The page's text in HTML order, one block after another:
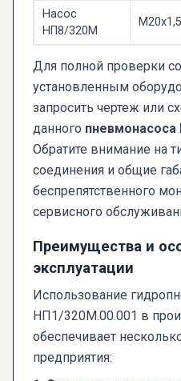
Насос
НП8/320М
M20x1,5
Для полной проверки
установленным
запросить чертеж или
данного пневмонасоса
Обратите внимание на
соединения и общие
беспрепятственного
сервисного
Преимущества и
эксплуатации
Использование
НП1/320М.00.001 в
обеспечивает
предприятия: